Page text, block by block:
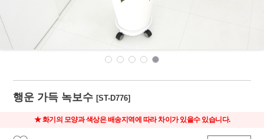
행운 가득 녹보수[ST-D776]
★ 화기의 모양과 색상은 배송지역에 따라 차이가 있을수 있습니다.